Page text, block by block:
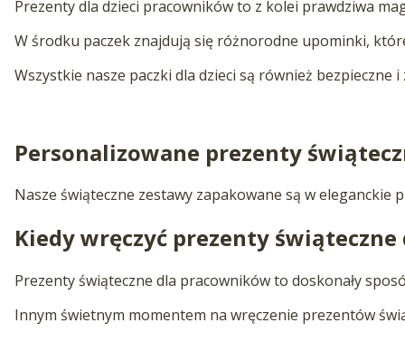
Prezenty dla dzieci pracowników to z kolei prawdziwa
W środku paczek znajdują się różnorodne upominki,
Wszystkie nasze paczki dla dzieci są również
Personalizowane prezenty
Nasze świąteczne zestawy zapakowane są w
Kiedy wręczyć prezenty
Prezenty świąteczne dla pracowników to doskonały
Innym świetnym momentem na wręczenie prezentów